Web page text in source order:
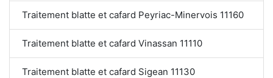
Traitement blatte et cafard Peyriac-Minervois 11160
Traitement blatte et cafard Vinassan 11110
Traitement blatte et cafard Sigean 11130